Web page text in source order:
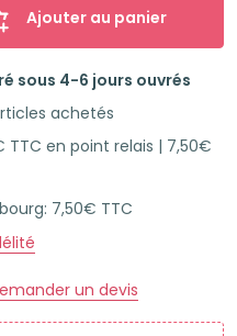
Ajouter au panier
sous 4-6 jours ouvrés
achetés
en point relais | 7,50€
7,50€ TTC
un devis